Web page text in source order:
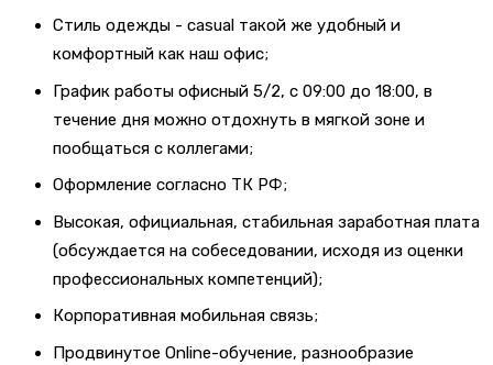
Стиль одежды - casual такой же удобный и
комфортный как наш офис;
График работы офисный 5/2, с 09:00 до 18:00, в
течение дня можно отдохнуть в мягкой зоне и
пообщаться с коллегами;
Оформление согласно ТК РФ;
Высокая, официальная, стабильная заработная плата
(обсуждается на собеседовании, исходя из оценки
профессиональных компетенций);
Корпоративная мобильная связь;
Продвинутое Online-обучение, разнообразие